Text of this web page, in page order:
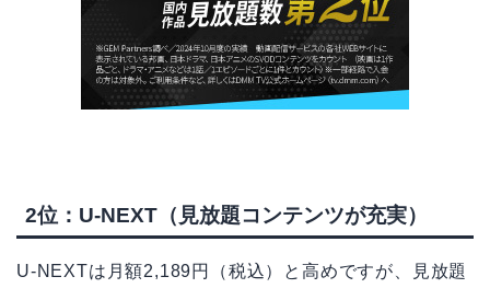
2位：U-NEXT（見放題コンテンツが充実）
U-NEXTは月額2,189円（税込）と高めですが、見放題